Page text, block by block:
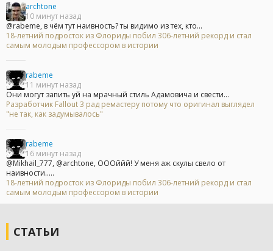
archtone
10 минут назад
@rabeme, в чём тут наивность? ты видимо из тех, кто...
18-летний подросток из Флориды побил 306-летний рекорд и стал
самым молодым профессором в истории
rabeme
11 минут назад
Они могут запить уй на мрачный стиль Адамовича и свести...
Разработчик Fallout 3 рад ремастеру потому что оригинал выглядел
"не так, как задумывалось"
rabeme
16 минут назад
@Mikhail_777, @archtone, ОООййй! У меня аж скулы свело от
наивности.....
18-летний подросток из Флориды побил 306-летний рекорд и стал
самым молодым профессором в истории
СТАТЬИ